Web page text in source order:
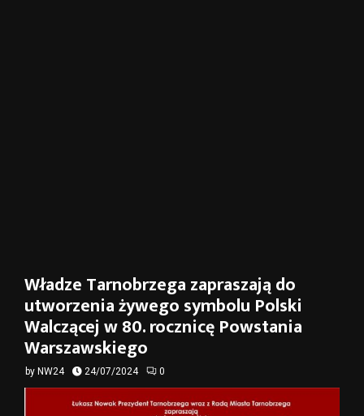
Władze Tarnobrzega zapraszają do
utworzenia żywego symbolu Polski
Walczącej w 80. rocznicę Powstania
Warszawskiego
by NW24 24/07/2024 0